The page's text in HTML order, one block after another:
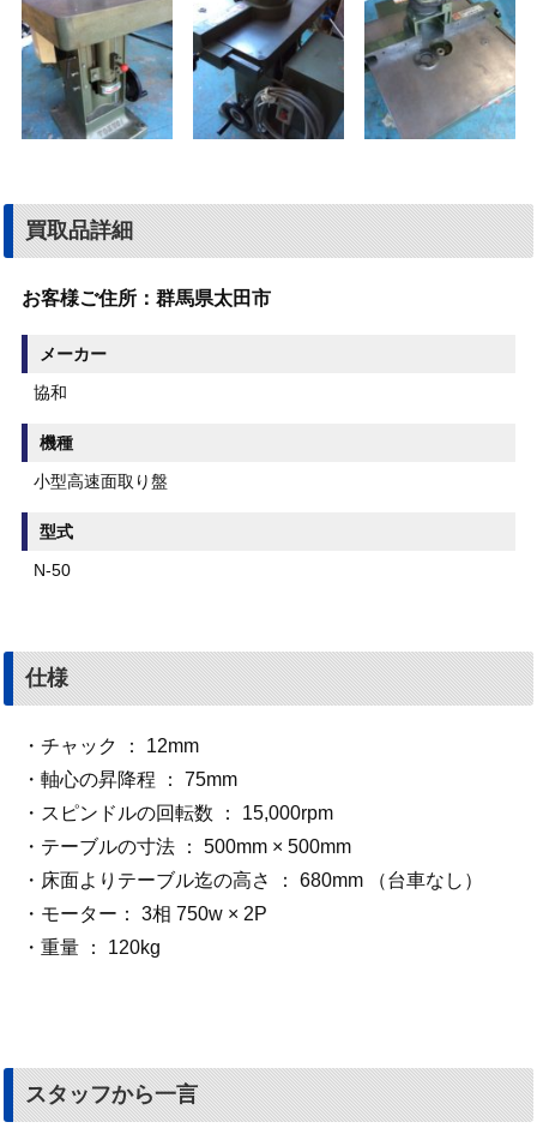
買取品詳細
お客様ご住所： 群馬県太田市
メーカー
協和
機種
小型高速面取り盤
型式
N-50
仕様
・チャック ： 12mm
・軸心の昇降程 ： 75mm
・スピンドルの回転数 ： 15,000rpm
・テーブルの寸法 ： 500mm × 500mm
・床面よりテーブル迄の高さ ： 680mm （台車なし）
・モーター： 3相 750w × 2P
・重量 ： 120kg
スタッフから一言